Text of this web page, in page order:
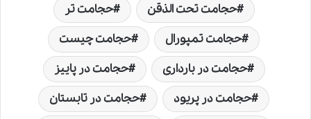
حجامت تحت الذقن
حجامت تر
حجامت تمپورال
حجامت چیست
حجامت در بارداری
حجامت در پاییز
حجامت در پریود
حجامت در تابستان